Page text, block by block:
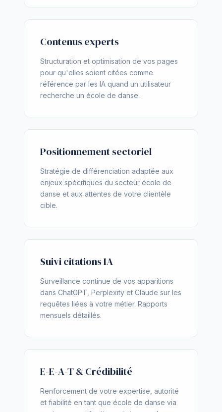
Contenus experts
Structuration et optimisation de vos pages
pour qu'elles soient citées comme
référence par les IA quand un utilisateur
recherche un école de danse.
Positionnement sectoriel
Stratégie de différenciation adaptée aux
enjeux spécifiques du secteur école de
danse et aux attentes de votre clientèle
cible.
Suivi citations IA
Surveillance continue de vos apparitions
dans ChatGPT, Perplexity et Claude sur les
requêtes liées à votre métier. Rapports
mensuels détaillés.
E-E-A-T & Crédibilité
Renforcement de votre expertise, autorité
et fiabilité en tant que école de danse via